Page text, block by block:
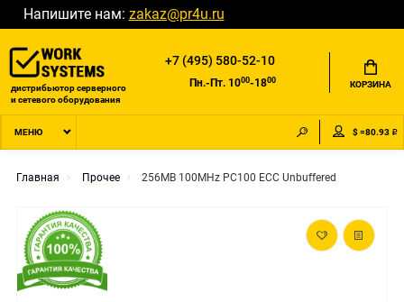
Напишите нам: zakaz@pr4u.ru
дистрибьютор серверного
и сетевого оборудования
+7 (495) 580-52-10
Пн.-Пт. 1000-1800 КОРЗИНА
МЕНЮ $ =80.93 ₽
Главная Прочее 256MB 100MHz PC100 ECC Unbuffered